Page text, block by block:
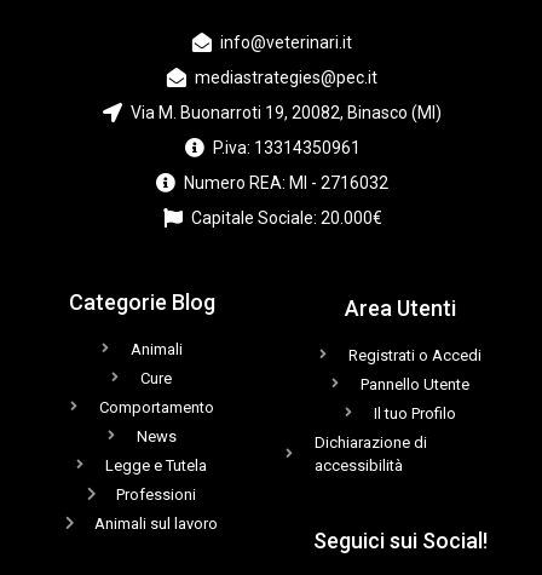
info@veterinari.it
mediastrategies@pec.it
Via M. Buonarroti 19, 20082, Binasco (MI)
P.iva: 13314350961
Numero REA: MI - 2716032
Capitale Sociale: 20.000€
Categorie Blog
Animali
Cure
Comportamento
News
Legge e Tutela
Professioni
Animali sul lavoro
Area Utenti
Registrati o Accedi
Pannello Utente
Il tuo Profilo
Dichiarazione di
accessibilità
Seguici sui Social!